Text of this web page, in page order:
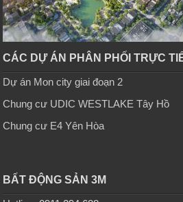
CÁC DỰ ÁN PHÂN PHỐI TRỰC
Dự án Mon city giai đoạn 2
Chung cư UDIC WESTLAKE Tây Hồ
Chung cư E4 Yên Hòa
BẤT ĐỘNG SẢN 3M